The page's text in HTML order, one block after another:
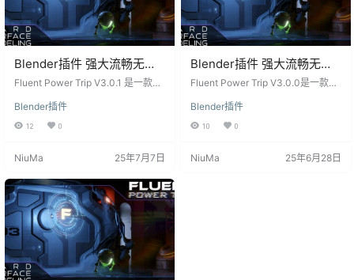
Blender插件 强大流畅无压
力轻松建模工具 Fluent
Fluent Power Trip V3.0.1 是一款强
供了轻松、流畅、无压力的建模体
验。这个插件不仅功能强大，而且
使用方便，适合于各种建模需求。
功能性： Fluent Power Trip 提供了
建模内容。无论您是需要添加板、
电线、管道还是网格，该插件都能
满足您的需求。它的多功能性使其
成为建…
Blender插件
12 0
NiuMa 25年7月7日
Blender插件 强大流畅无压
力轻松建模工具 Fluent
Fluent Power Trip V3.0.0是一款强
设计。它提供了多功能性，可以轻
松应对各种建模需求。本文将为您
介绍这个插件的特点，以及它如何
ent Power Trip V3.0.0不仅仅是一
Blender插件
10 0
NiuMa 25年6月28日